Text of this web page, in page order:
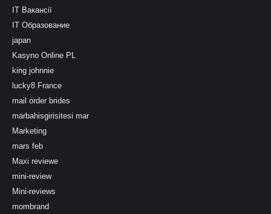
IT Вакансії
IT Образование
japan
Kasyno Online PL
king johnnie
lucky8 France
mail order brides
marbahisgirisitesi mar
Marketing
mars feb
Maxi reviewe
mini-review
Mini-reviews
mombrand